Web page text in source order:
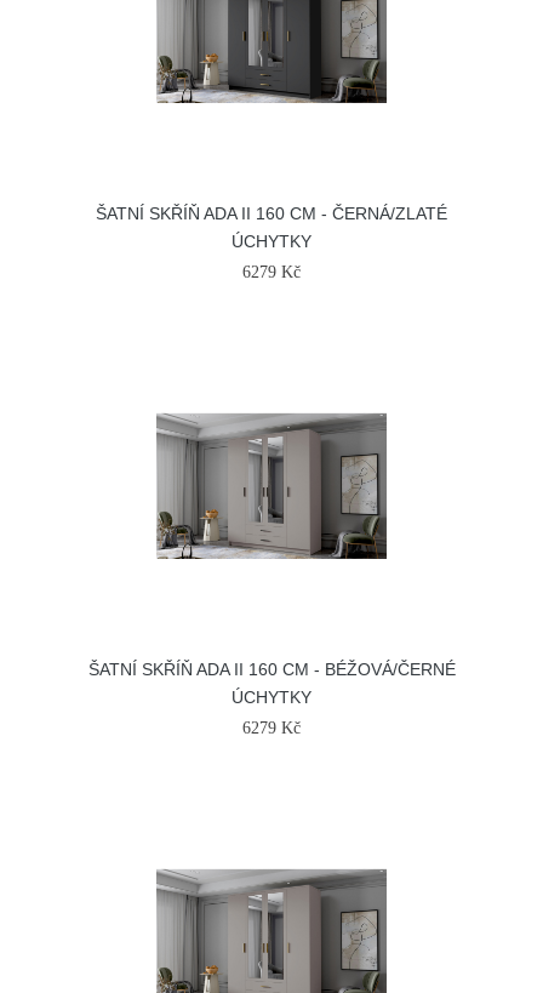
ŠATNÍ SKŘÍŇ ADA II 160 CM - ČERNÁ/ZLATÉ
ÚCHYTKY
6279 Kč
ŠATNÍ SKŘÍŇ ADA II 160 CM - BÉŽOVÁ/ČERNÉ
ÚCHYTKY
6279 Kč